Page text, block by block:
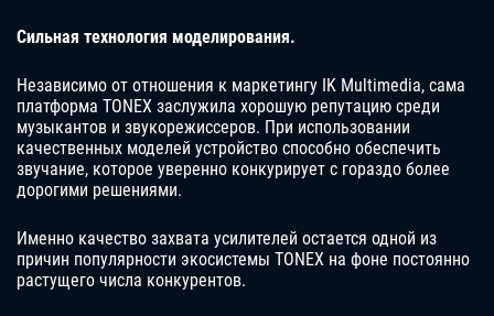
Сильная технология моделирования.
Независимо от отношения к маркетингу IK Multimedia, сама
платформа TONEX заслужила хорошую репутацию среди
музыкантов и звукорежиссеров. При использовании
качественных моделей устройство способно обеспечить
звучание, которое уверенно конкурирует с гораздо более
дорогими решениями.
Именно качество захвата усилителей остается одной из
причин популярности экосистемы TONEX на фоне постоянно
растущего числа конкурентов.